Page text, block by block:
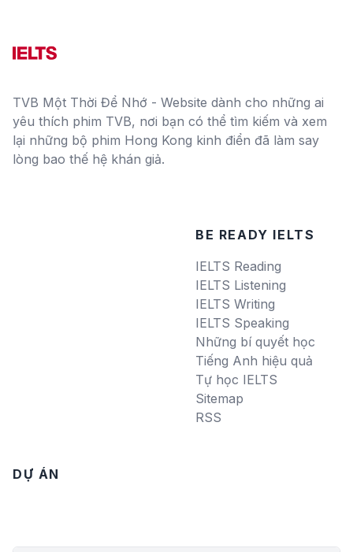
TVB Một Thời Để Nhớ - Website dành cho những ai
yêu thích phim TVB, nơi bạn có thể tìm kiếm và xem
lại những bộ phim Hong Kong kinh điển đã làm say
lòng bao thế hệ khán giả.
BE READY IELTS
IELTS Reading
IELTS Listening
IELTS Writing
IELTS Speaking
Những bí quyết học
Tiếng Anh hiệu quả
Tự học IELTS
Sitemap
RSS
DỰ ÁN